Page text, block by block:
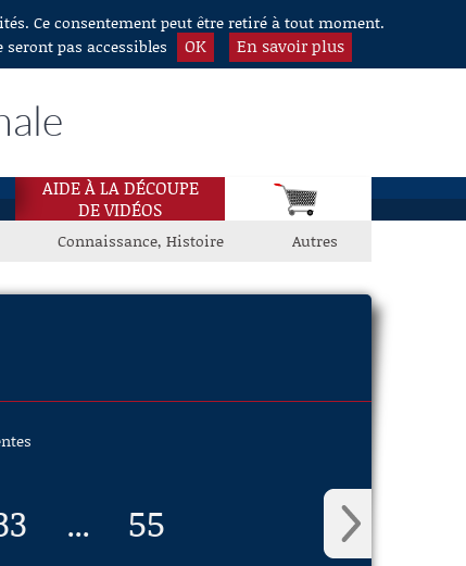
Ce consentement peut être retiré à tout moment.
seront pas accessibles
OK En savoir plus
AIDE À LA DÉCOUPE
DE VIDÉOS
Connaissance, Histoire Autres
... 55